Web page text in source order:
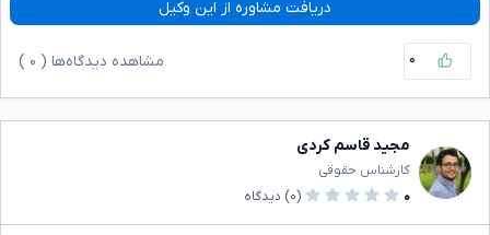
دریافت مشاوره از این وکیل
۰ مشاهده دیدگاه‌ها ( ۰
مجید قاسم کردی
کارشناس حقوقی
۰
(۰) دیدگاه